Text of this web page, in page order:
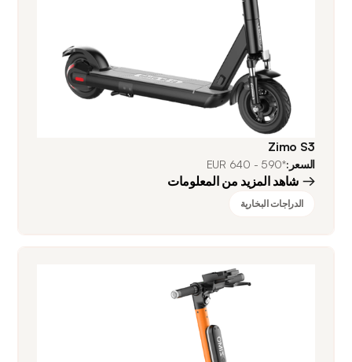
Zimo S3
السعر:*590 - 640 EUR
شاهد المزيد من المعلومات
الدراجات البخارية